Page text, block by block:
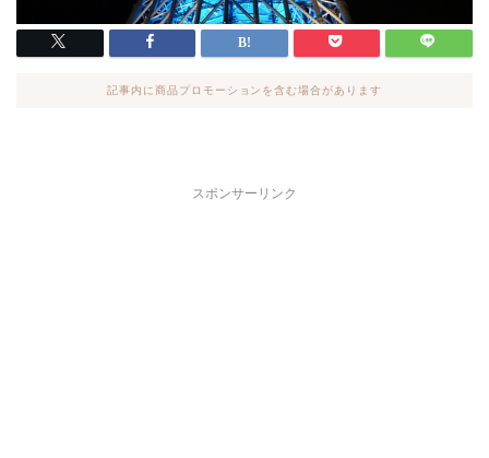
記事内に商品プロモーションを含む場合があります
スポンサーリンク